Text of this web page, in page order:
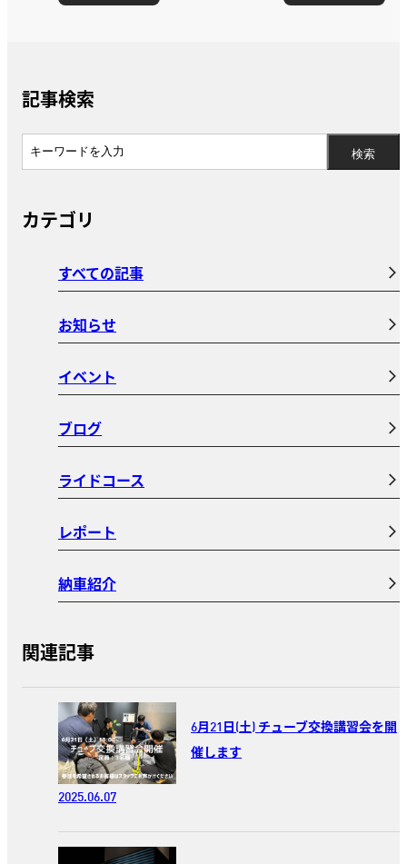
記事検索
カテゴリ
すべての記事
お知らせ
イベント
ブログ
ライドコース
レポート
納車紹介
関連記事
6月21日(土) チューブ交換講習会を開
催します
2025.06.07